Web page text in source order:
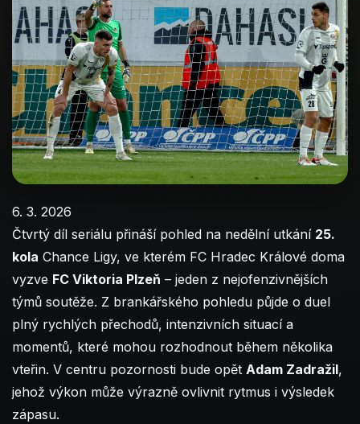
6. 3. 2026
Čtvrtý díl seriálu přináší pohled na nedělní utkání 25.
kola Chance Ligy, ve kterém FC Hradec Králové doma
vyzve FC Viktoria Plzeň – jeden z nejofenzivnějších
týmů soutěže. Z brankářského pohledu půjde o duel
plný rychlých přechodů, intenzivních situací a
momentů, které mohou rozhodnout během několika
vteřin. V centru pozornosti bude opět Adam Zadražil,
jehož výkon může výrazně ovlivnit rytmus i výsledek
zápasu.